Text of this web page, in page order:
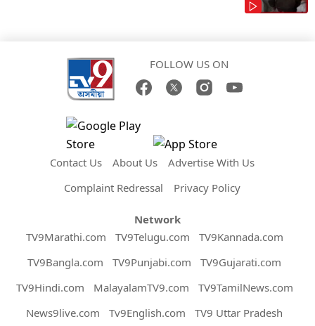
FOLLOW US ON
Contact Us About Us
Advertise With Us
Complaint Redressal
Privacy Policy
Network
TV9Marathi.com
TV9Telugu.com
TV9Kannada.com
TV9Bangla.com
TV9Punjabi.com
TV9Gujarati.com
TV9Hindi.com
MalayalamTV9.com
TV9TamilNews.com
News9live.com
Tv9English.com TV9 Uttar Pradesh